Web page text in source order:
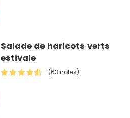
Salade de haricots verts
estivale
(63 notes)